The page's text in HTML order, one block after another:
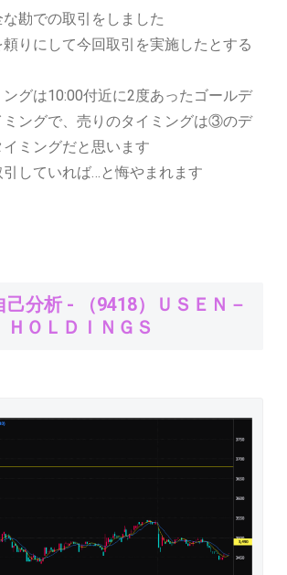
勘での取引をしました
りにして今回取引を実施したとする
グは10:00付近に2度あったゴールデ
ミングで、売りのタイミングは③のデ
ミングだと思います
していれば…と悔やまれます
己分析 - （9418）ＵＳＥＮ－
ＯＬＤＩＮＧＳ